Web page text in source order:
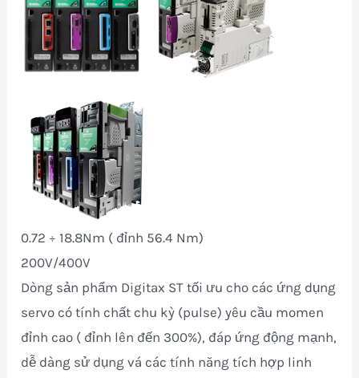
0.72 ÷ 18.8Nm ( đỉnh 56.4 Nm)
200V/400V
Dòng sản phẩm Digitax ST tối ưu cho các ứng dụng
servo có tính chất chu kỳ (pulse) yêu cầu momen
đỉnh cao ( đỉnh lên đến 300%), đáp ứng động mạnh,
dễ dàng sử dụng vá các tính năng tích hợp linh